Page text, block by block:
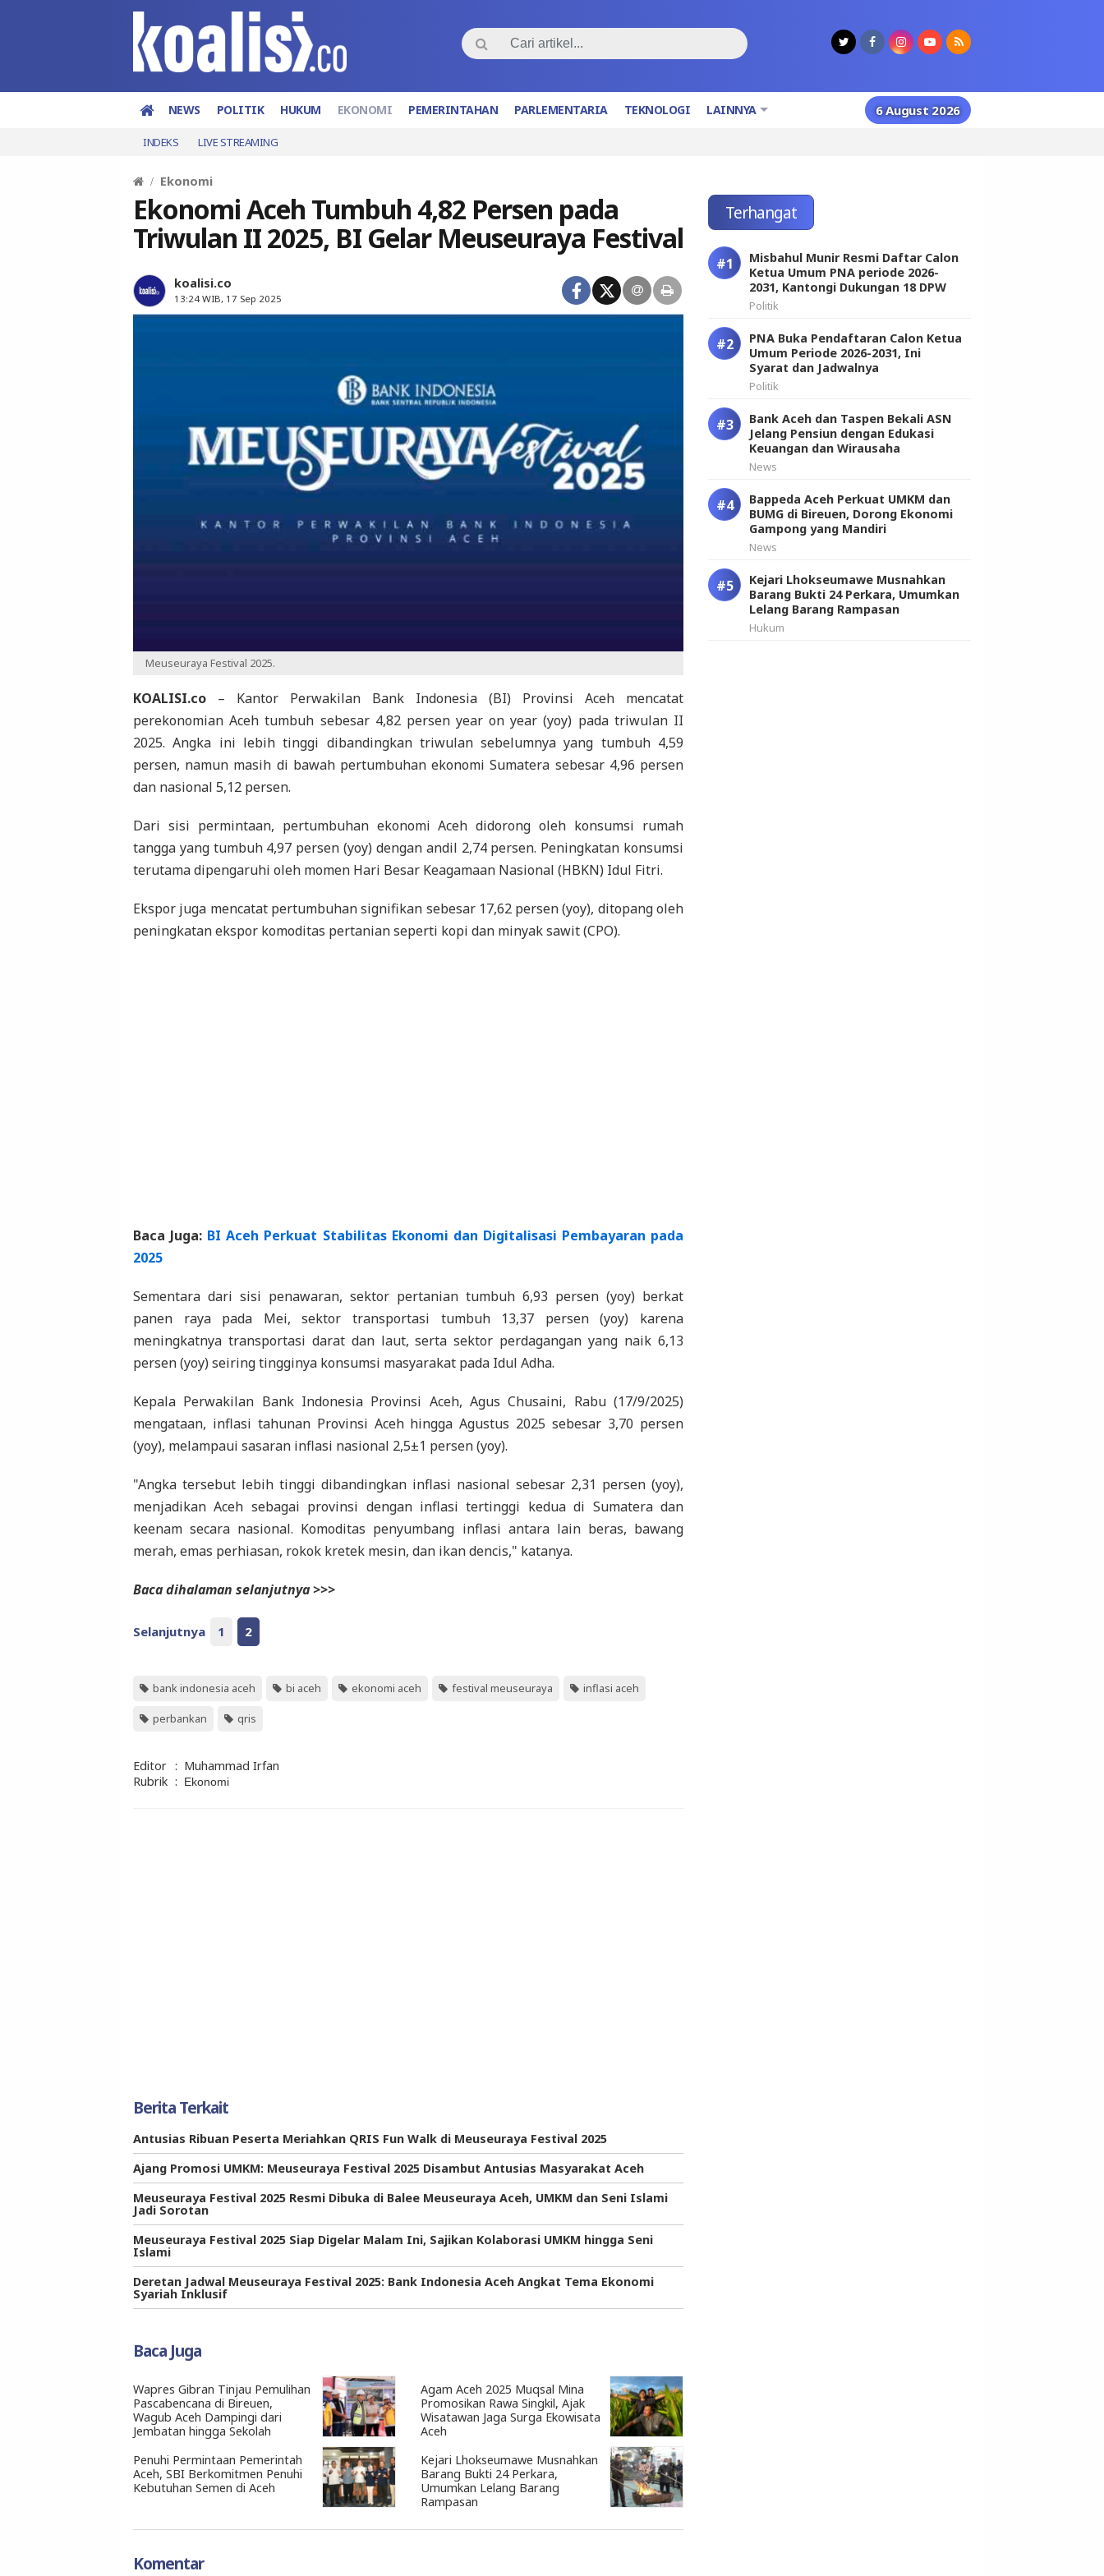
NEWS POLITIK HUKUM EKONOMI PEMERINTAHAN PARLEMENTARIA TEKNOLOGI LAINNYA 6 August 2026
INDEKS LIVE STREAMING
Ekonomi
Ekonomi Aceh Tumbuh 4,82 Persen pada
Triwulan II 2025, BI Gelar Meuseuraya Festival
koalisi.co
13:24 WIB, 17 Sep 2025
Meuseuraya Festival 2025.
KOALISI.co – Kantor Perwakilan Bank Indonesia (BI) Provinsi Aceh mencatat
perekonomian Aceh tumbuh sebesar 4,82 persen year on year (yoy) pada triwulan II
2025. Angka ini lebih tinggi dibandingkan triwulan sebelumnya yang tumbuh 4,59
persen, namun masih di bawah pertumbuhan ekonomi Sumatera sebesar 4,96 persen
dan nasional 5,12 persen.
Dari sisi permintaan, pertumbuhan ekonomi Aceh didorong oleh konsumsi rumah
tangga yang tumbuh 4,97 persen (yoy) dengan andil 2,74 persen. Peningkatan konsumsi
terutama dipengaruhi oleh momen Hari Besar Keagamaan Nasional (HBKN) Idul Fitri.
Ekspor juga mencatat pertumbuhan signifikan sebesar 17,62 persen (yoy), ditopang oleh
peningkatan ekspor komoditas pertanian seperti kopi dan minyak sawit (CPO).
Baca Juga: BI Aceh Perkuat Stabilitas Ekonomi dan Digitalisasi Pembayaran pada
2025
Sementara dari sisi penawaran, sektor pertanian tumbuh 6,93 persen (yoy) berkat
panen raya pada Mei, sektor transportasi tumbuh 13,37 persen (yoy) karena
meningkatnya transportasi darat dan laut, serta sektor perdagangan yang naik 6,13
persen (yoy) seiring tingginya konsumsi masyarakat pada Idul Adha.
Kepala Perwakilan Bank Indonesia Provinsi Aceh, Agus Chusaini, Rabu (17/9/2025)
mengataan, inflasi tahunan Provinsi Aceh hingga Agustus 2025 sebesar 3,70 persen
(yoy), melampaui sasaran inflasi nasional 2,5±1 persen (yoy).
"Angka tersebut lebih tinggi dibandingkan inflasi nasional sebesar 2,31 persen (yoy),
menjadikan Aceh sebagai provinsi dengan inflasi tertinggi kedua di Sumatera dan
keenam secara nasional. Komoditas penyumbang inflasi antara lain beras, bawang
merah, emas perhiasan, rokok kretek mesin, dan ikan dencis," katanya.
Baca dihalaman selanjutnya >>>
Selanjutnya 1 2
bank indonesia aceh bi aceh ekonomi aceh festival meuseuraya inflasi aceh
perbankan qris
Editor : Muhammad Irfan
Rubrik : Ekonomi
Berita Terkait
Antusias Ribuan Peserta Meriahkan QRIS Fun Walk di Meuseuraya Festival 2025
Ajang Promosi UMKM: Meuseuraya Festival 2025 Disambut Antusias Masyarakat Aceh
Meuseuraya Festival 2025 Resmi Dibuka di Balee Meuseuraya Aceh, UMKM dan Seni Islami
Jadi Sorotan
Meuseuraya Festival 2025 Siap Digelar Malam Ini, Sajikan Kolaborasi UMKM hingga Seni
Islami
Deretan Jadwal Meuseuraya Festival 2025: Bank Indonesia Aceh Angkat Tema Ekonomi
Syariah Inklusif
Baca Juga
Wapres Gibran Tinjau Pemulihan
Pascabencana di Bireuen,
Wagub Aceh Dampingi dari
Jembatan hingga Sekolah
Agam Aceh 2025 Muqsal Mina
Promosikan Rawa Singkil, Ajak
Wisatawan Jaga Surga Ekowisata
Aceh
Penuhi Permintaan Pemerintah
Aceh, SBI Berkomitmen Penuhi
Kebutuhan Semen di Aceh
Kejari Lhokseumawe Musnahkan
Barang Bukti 24 Perkara,
Umumkan Lelang Barang
Rampasan
Komentar
Terhangat
Misbahul Munir Resmi Daftar Calon
Ketua Umum PNA periode 2026-
2031, Kantongi Dukungan 18 DPW
Politik
PNA Buka Pendaftaran Calon Ketua
Umum Periode 2026-2031, Ini
Syarat dan Jadwalnya
Politik
Bank Aceh dan Taspen Bekali ASN
Jelang Pensiun dengan Edukasi
Keuangan dan Wirausaha
News
Bappeda Aceh Perkuat UMKM dan
BUMG di Bireuen, Dorong Ekonomi
Gampong yang Mandiri
News
Kejari Lhokseumawe Musnahkan
Barang Bukti 24 Perkara, Umumkan
Lelang Barang Rampasan
Hukum